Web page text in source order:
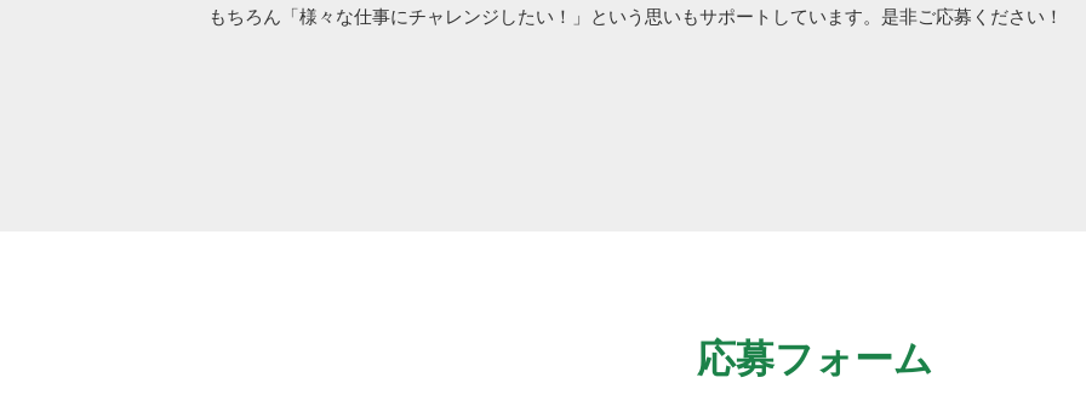
もちろん「様々な仕事にチャレンジしたい！」という思いもサポートしています。是非ご応募ください！
応募フォーム